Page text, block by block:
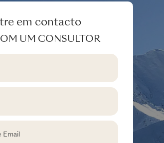
em contacto
UM CONSULTOR